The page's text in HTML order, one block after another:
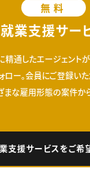
無料
就業支援サー
精通したエージェント
ロー。会員にご登録い
まな雇用形態の案件
支援サービスをご希